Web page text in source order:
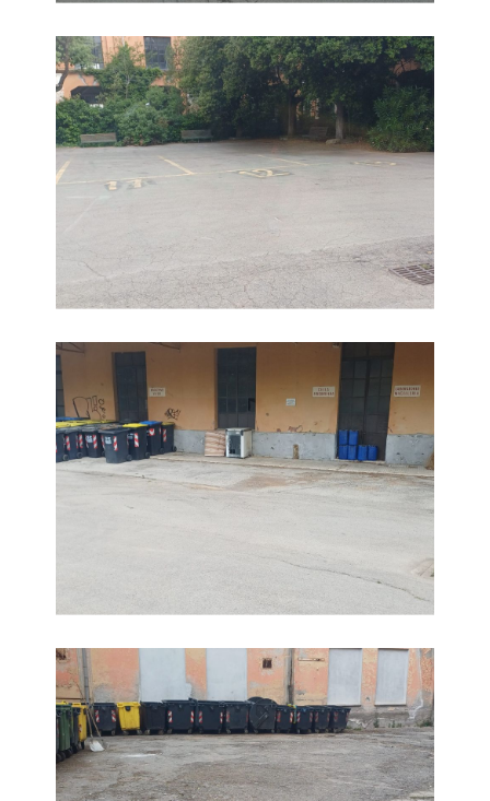
Rifiuti, la situazione all'ex mensa della Caserma Piave
Rifiuti, la situazione all'ex mensa della Caserma Piave
Rifiuti, la situazione all'ex mensa della Caserma Piave